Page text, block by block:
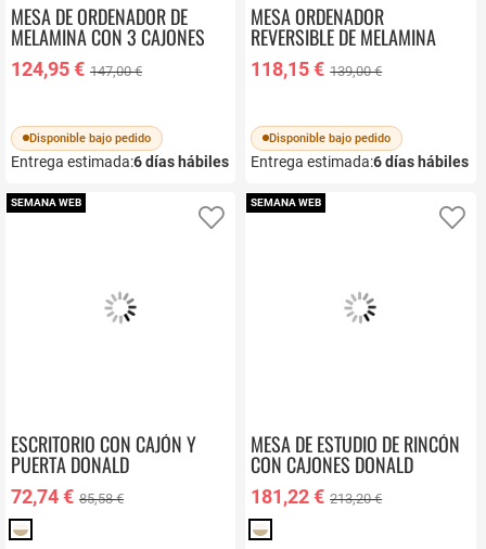
MESA DE ORDENADOR DE
MELAMINA CON 3 CAJONES
COLOR BLANCO ARTIK
004605A
124,95 € 147,00 €
Disponible bajo pedido
Entrega estimada:6días hábiles
MESA ORDENADOR
REVERSIBLE DE MELAMINA
BLANCO ARTIK 004604A
118,15 € 139,00 €
Disponible bajo pedido
Entrega estimada:6días hábiles
SEMANA WEB
Añadir a favoritos
ESCRITORIO CON CAJÓN Y
PUERTA DONALD
72,74 € 85,58 €
SEMANA WEB
MESA DE ESTUDIO DE RINCÓN
CON CAJONES DONALD
181,22 € 213,20 €